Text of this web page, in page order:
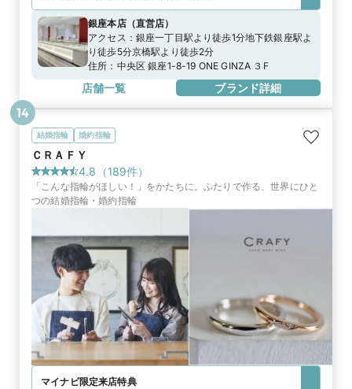
銀座本店（直営店）
アクセス： 銀座一丁目駅より徒歩1分地下鉄銀座駅よ
り徒歩5分京橋駅より徒歩2分
住所： 中央区 銀座1-8-19 ONE GINZA ３F
店舗一覧 ブランド詳細
結婚指輪 婚約指輪
ＣＲＡＦＹ
4.8 （189件）
「こんな指輪がほしい！」をかたちに。ふたりで作る、世界にひと
つの結婚指輪・婚約指輪
マイナビ限定来店特典
14